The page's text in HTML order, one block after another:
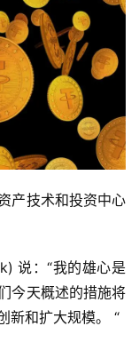
产技术和投资中心
说：“我的雄心是
今天概述的措施将
新和扩大规模。 “